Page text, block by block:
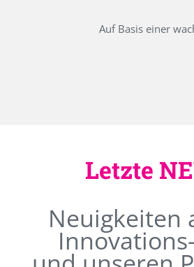
Auf Basis einer
Letzte
Neuigkeiten